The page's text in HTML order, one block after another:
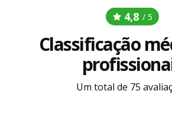
4,8 / 5
Classificação
Um total de 75